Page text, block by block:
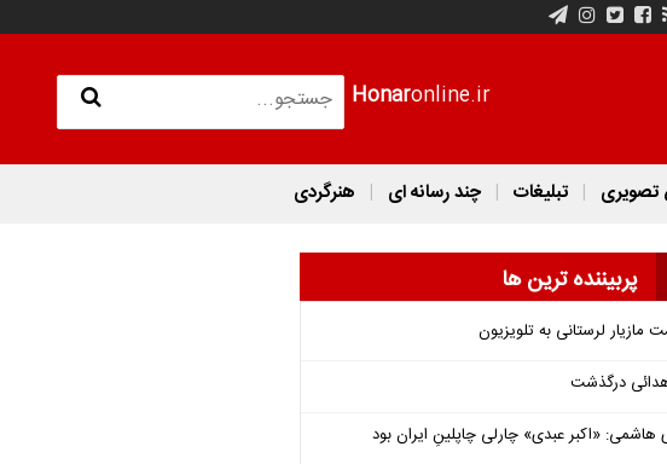
Honaronline.ir
تصویری تبلیغات چند رسانه ای هنرگردی
پربیننده ترین ها
مازیار لرستانی به تلویزیون
هدائی درگذشت
هاشمی: «اکبر عبدی» چارلی چاپلینِ ایران بود